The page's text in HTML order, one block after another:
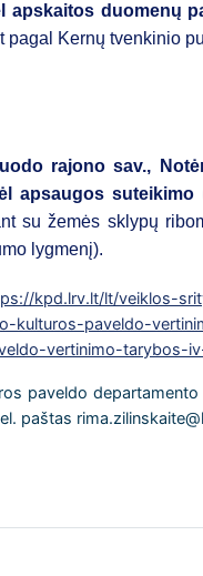
apskaitos duomenų
Kernų tvenkinio
rajono sav.,
apsaugos suteikimo
su žemės sklypų
lygmenį).
kpd.lrv.lt/lt/veiklos-
kulturos-paveldo-
vertinimo-tarybos-
paveldo
paštas